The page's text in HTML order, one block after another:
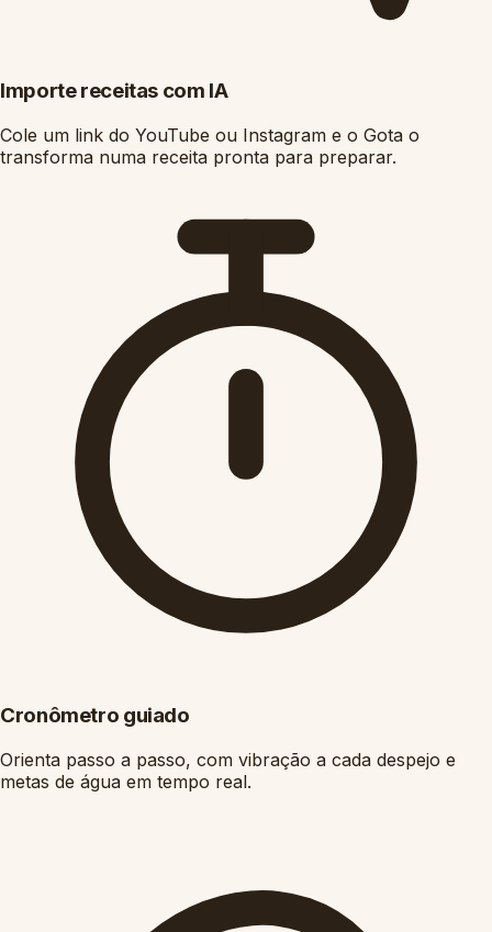
Importe receitas com IA
Cole um link do YouTube ou Instagram e o Gota o
transforma numa receita pronta para preparar.
Cronômetro guiado
Orienta passo a passo, com vibração a cada despejo e
metas de água em tempo real.